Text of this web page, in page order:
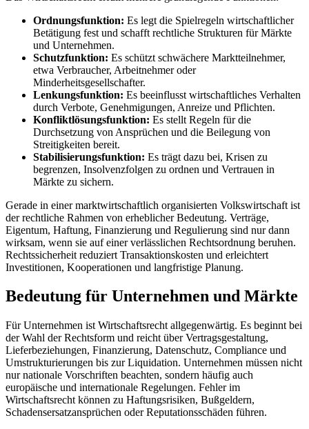
Ordnungsfunktion: Es legt die Spielregeln wirtschaftlicher
Betätigung fest und schafft rechtliche Strukturen für Märkte
und Unternehmen.
Schutzfunktion: Es schützt schwächere Marktteilnehmer,
etwa Verbraucher, Arbeitnehmer oder
Minderheitsgesellschafter.
Lenkungsfunktion: Es beeinflusst wirtschaftliches Verhalten
durch Verbote, Genehmigungen, Anreize und Pflichten.
Konfliktlösungsfunktion: Es stellt Regeln für die
Durchsetzung von Ansprüchen und die Beilegung von
Streitigkeiten bereit.
Stabilisierungsfunktion: Es trägt dazu bei, Krisen zu
begrenzen, Insolvenzfolgen zu ordnen und Vertrauen in
Märkte zu sichern.
Gerade in einer marktwirtschaftlich organisierten Volkswirtschaft ist
der rechtliche Rahmen von erheblicher Bedeutung. Verträge,
Eigentum, Haftung, Finanzierung und Regulierung sind nur dann
wirksam, wenn sie auf einer verlässlichen Rechtsordnung beruhen.
Rechtssicherheit reduziert Transaktionskosten und erleichtert
Investitionen, Kooperationen und langfristige Planung.
Bedeutung für Unternehmen und Märkte
Für Unternehmen ist Wirtschaftsrecht allgegenwärtig. Es beginnt bei
der Wahl der Rechtsform und reicht über Vertragsgestaltung,
Lieferbeziehungen, Finanzierung, Datenschutz, Compliance und
Umstrukturierungen bis zur Liquidation. Unternehmen müssen nicht
nur nationale Vorschriften beachten, sondern häufig auch
europäische und internationale Regelungen. Fehler im
Wirtschaftsrecht können zu Haftungsrisiken, Bußgeldern,
Schadensersatzansprüchen oder Reputationsschäden führen.